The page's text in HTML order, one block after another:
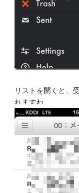
リストを開くと、
れますね。